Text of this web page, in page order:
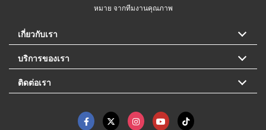
หมาย จากทีมงานคุณภาพ
เกี่ยวกับเรา
บริการของเรา
ติดต่อเรา